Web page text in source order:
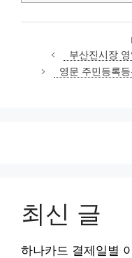
부산진시장
영문 주민등록
최신 글
하나카드 결제일별